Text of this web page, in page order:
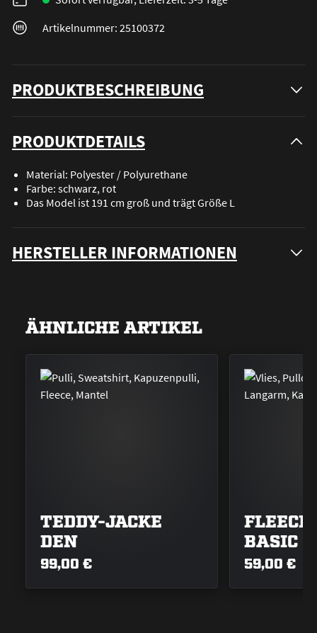
Artikelnummer: 25100372
PRODUKTBESCHREIBUNG
PRODUKTDETAILS
Material: Polyester / Polyurethane
Farbe: schwarz, rot
Das Model ist 191 cm groß und trägt Größe L
HERSTELLER INFORMATIONEN
ÄHNLICHE ARTIKEL
TEDDY-JACKE
DEN
99,00 €
BASIC
59,00 €